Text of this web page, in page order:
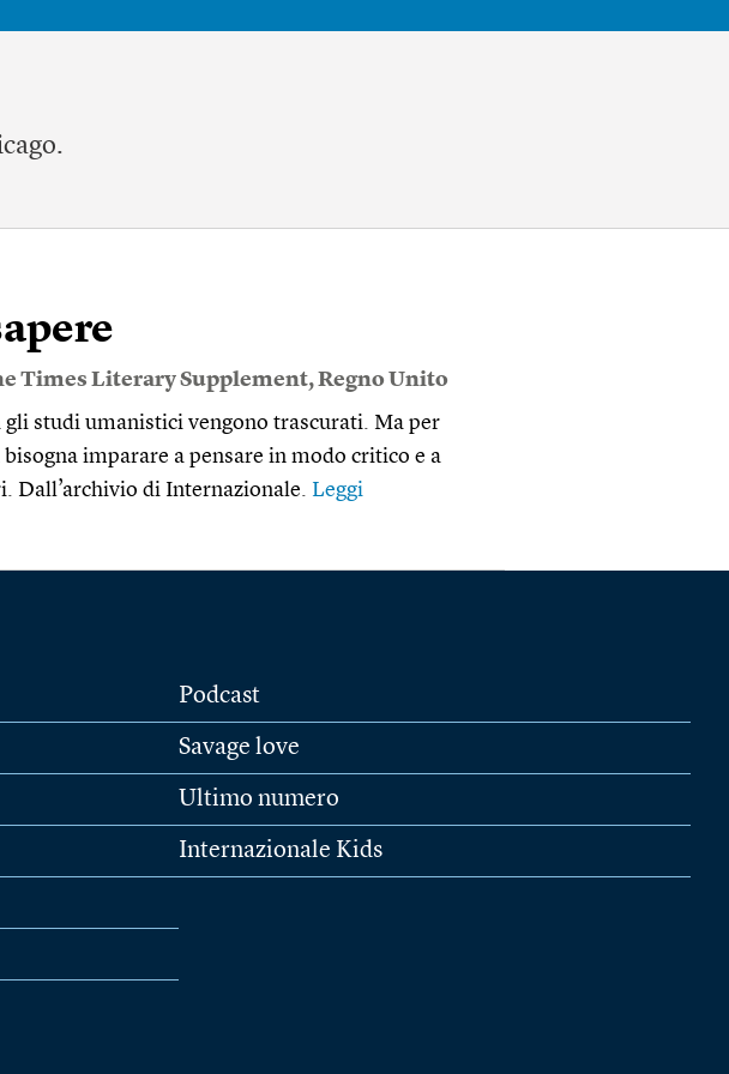
Times Literary Supplement,Regno Unito
studi umanistici vengono trascurati. Ma per
imparare a pensare in modo critico e a
Dall’archivio di Internazionale. Leggi
Podcast
Savage love
Ultimo numero
Internazionale Kids